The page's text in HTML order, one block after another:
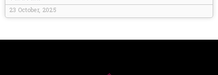
23 October, 2025